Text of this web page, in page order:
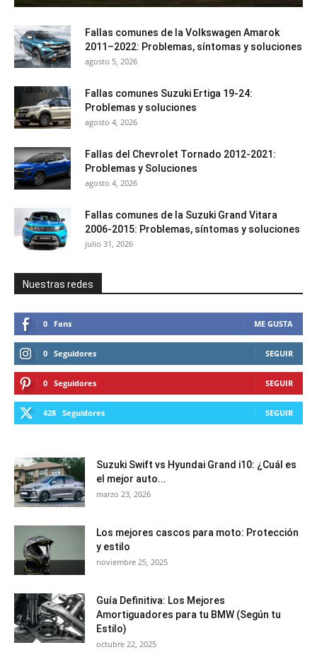
Fallas comunes de la Volkswagen Amarok
2011–2022: Problemas, síntomas y soluciones
agosto 5, 2026
Fallas comunes Suzuki Ertiga 19-24:
Problemas y soluciones
agosto 4, 2026
Fallas del Chevrolet Tornado 2012-2021:
Problemas y Soluciones
agosto 4, 2026
Fallas comunes de la Suzuki Grand Vitara
2006-2015: Problemas, síntomas y soluciones
julio 31, 2026
Nuestras redes
0 Fans ME GUSTA
0 Seguidores SEGUIR
0 Seguidores SEGUIR
428 Seguidores SEGUIR
Suzuki Swift vs Hyundai Grand i10: ¿Cuál es
el mejor auto...
marzo 23, 2026
Los mejores cascos para moto: Protección
y estilo
noviembre 25, 2025
Guía Definitiva: Los Mejores
Amortiguadores para tu BMW (Según tu
Estilo)
octubre 22, 2025